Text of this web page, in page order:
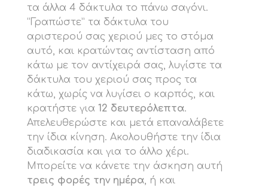
τα άλλα 4 δάκτυλα το πάνω σαγόνι.
“Γραπώστε” τα δάκτυλα του
αριστερού σας χεριού μες το στόμα
αυτό, και κρατώντας αντίσταση από
κάτω με τον αντίχειρά σας, λυγίστε τα
δάκτυλα του χεριού σας προς τα
κάτω, χωρίς να λυγίσει ο καρπός, και
κρατήστε για 12 δευτερόλεπτα.
Απελευθερώστε και μετά επαναλάβετε
την ίδια κίνηση. Ακολουθήστε την ίδια
διαδικασία και για το άλλο χέρι.
Μπορείτε να κάνετε την άσκηση αυτή
τρεις φορές την ημέρα, ή και